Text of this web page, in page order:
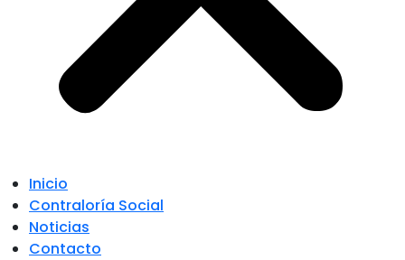
Inicio
Contraloría Social
Noticias
Contacto